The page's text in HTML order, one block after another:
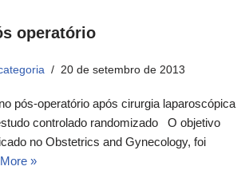
operatório
20 de setembro de 2013
pós-operatório após cirurgia laparoscópica
controlado randomizado O objetivo
no Obstetrics and Gynecology, foi
»